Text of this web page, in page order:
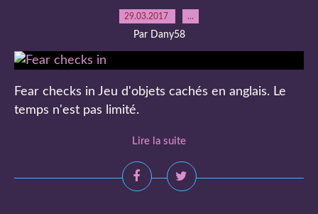
29.03.2017 …
Par Dany58
Fear checks in Jeu d'objets cachés en anglais. Le
temps n'est pas limité.
Lire la suite